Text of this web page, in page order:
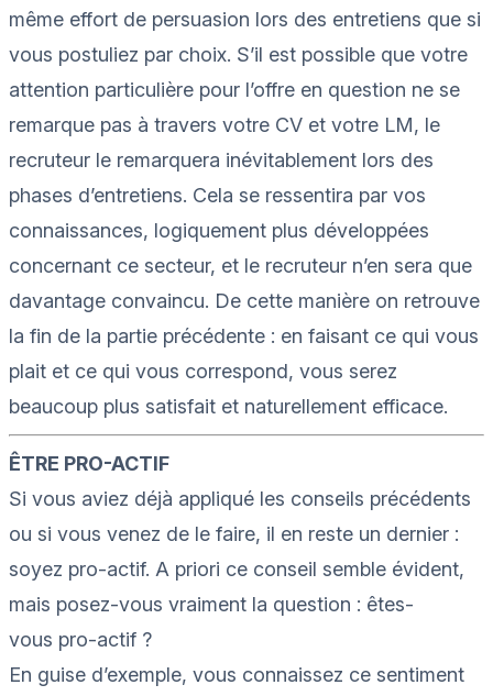
même effort de persuasion lors des entretiens que si
vous postuliez par choix. S’il est possible que votre
attention particulière pour l’offre en question ne se
remarque pas à travers votre CV et votre LM, le
recruteur le remarquera inévitablement lors des
phases d’entretiens. Cela se ressentira par vos
connaissances, logiquement plus développées
concernant ce secteur, et le recruteur n’en sera que
davantage convaincu. De cette manière on retrouve
la fin de la partie précédente : en faisant ce qui vous
plait et ce qui vous correspond, vous serez
beaucoup plus satisfait et naturellement efficace.
ÊTRE PRO-ACTIF
Si vous aviez déjà appliqué les conseils précédents
ou si vous venez de le faire, il en reste un dernier :
soyez pro-actif. A priori ce conseil semble évident,
mais posez-vous vraiment la question : êtes-
vous pro-actif ?
En guise d’exemple, vous connaissez ce sentiment